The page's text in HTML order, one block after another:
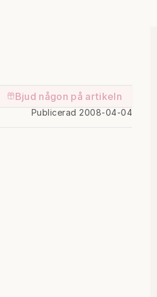
Bjud någon på artikeln
Publicerad 2008-04-04